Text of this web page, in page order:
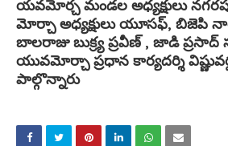
యవమోర్చ మండల అధ్యక్షులు
మోర్చా అధ్యక్షులు యూసఫ్, బిజెపి
బాలరాజు బుక్ర్య ప్రవీణ్ , జాడి ప్రసాద్
యువమోర్చా ప్రధాన కార్యదర్శి
పాల్గొన్నారు